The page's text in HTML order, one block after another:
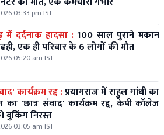
03:33 pm IST
प्रतापगढ़ में दर्दनाक हादसा : 100 साल पुराने मकान
एक ही परिवार के 6 लोगों की मौत
05:20 am IST
कार्यक्रम रद्द :प्रयागराज में राहुल गांधी का
'छात्र संवाद' कार्यक्रम रद्द, केपी कॉलेज
बुकिंग निरस्त
03:05 am IST